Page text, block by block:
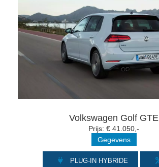
Volkswagen Golf GTE
Prijs: € 41.050,-
Gegevens
PLUG-IN HYBRIDE